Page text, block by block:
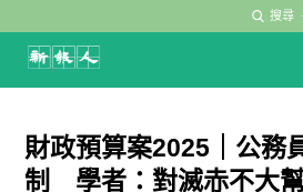
搜尋 ·
財政預算案2025｜公務
制 學者：對滅赤不大